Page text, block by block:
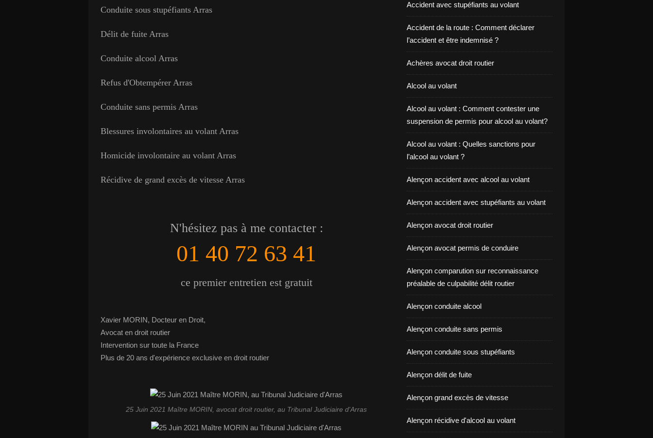
Conduite sous stupéfiants Arras
Délit de fuite Arras
Conduite alcool Arras
Refus d'Obtempérer Arras
Conduite sans permis Arras
Blessures involontaires au volant Arras
Homicide involontaire au volant Arras
Récidive de grand excès de vitesse Arras
N'hésitez pas à me contacter :
01 40 72 63 41
ce premier entretien est gratuit
Xavier MORIN, Docteur en Droit,
Avocat en droit routier
Intervention sur toute la France
Plus de 20 ans d'expérience exclusive en droit routier
25 Juin 2021 Maître MORIN, avocat droit routier, au Tribunal Judiciaire d'Arras
Accident avec stupéfiants au volant
Accident de la route : Comment déclarer
l’accident et être indemnisé ?
Achères avocat droit routier
Alcool au volant
Alcool au volant : Comment contester une
suspension de permis pour alcool au volant?
Alcool au volant : Quelles sanctions pour
l’alcool au volant ?
Alençon accident avec alcool au volant
Alençon accident avec stupéfiants au volant
Alençon avocat droit routier
Alençon avocat permis de conduire
Alençon comparution sur reconnaissance
préalable de culpabilité délit routier
Alençon conduite alcool
​​​​​​​Alençon conduite sans permis
Alençon conduite sous stupéfiants
Alençon délit de fuite
Alençon grand excès de vitesse
Alençon récidive d'alcool au volant